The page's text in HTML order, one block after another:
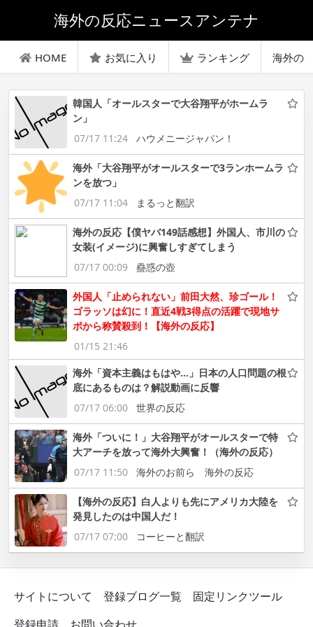
海外の反応ニュースアンテナ
HOME お気に入り ランキング 海外の
韓国人「オールスターで大谷翔平がホームラ
ン」
07/17 11:24
ハウメニージャパン！
海外「大谷翔平がオールスターで3ランホームラ
ンを放つ」
07/17 11:04
まるっと翻訳
海外の反応【僕ヤバ149話感想】外国人、市川の
女装(イメージ)に興奮しすぎてしまう
07/17 00:09
蠱惑の壺
外国人「止められない」前田大然、珍ゴール！
ゴラッソは幻に！直近4戦3得点の活躍で現地サ
ポから称賛殺到！【海外の反応】
01/15 21:46
海外「資本主義はもはや…」日本の人口問題の根
底にあるものは？解説動画に反響
07/17 06:00
世界の反応
海外「ついに！」大谷翔平がオールスターで特
大アーチを放って海外大興奮！（海外の反応）
07/17 11:50
海外のお前ら 海外の反応
【海外の反応】白人よりも先にアメリカ大陸を
発見したのは中国人だ！
07/17 07:00
コーヒーと翻訳
サイトについて 登録ブログ一覧
固定リンクツール